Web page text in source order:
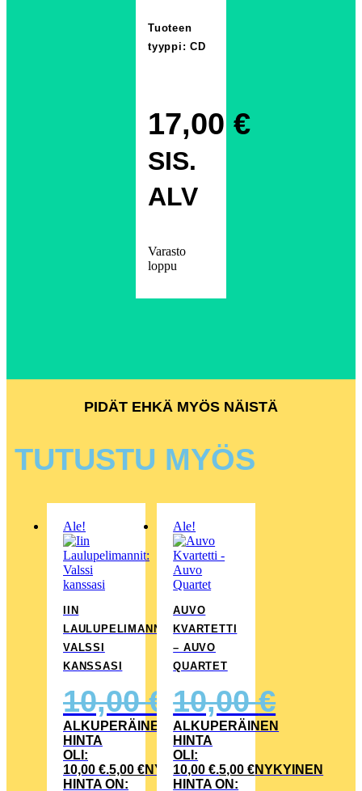
Tuoteen
tyyppi: CD
17,00 €
SIS.
ALV
Varasto
loppu
PIDÄT EHKÄ MYÖS NÄISTÄ
TUTUSTU MYÖS
Ale!
IIN
LAULUPELIMANNIT:
VALSSI
KANSSASI
10,00€
ALKUPERÄINEN
HINTA
OLI:
10,00 €.5,00 €NYKYINEN
HINTA ON:
Ale!
AUVO
KVARTETTI
– AUVO
QUARTET
10,00€
ALKUPERÄINEN
HINTA
OLI:
10,00 €.5,00€NYKYINEN
HINTA ON: